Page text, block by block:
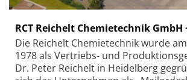
RCT Reichelt Chemietechnik GmbH
Die Reichelt Chemietechnik wurde
1978 als Vertriebs- und
Dr. Peter Reichelt in Heidelberg